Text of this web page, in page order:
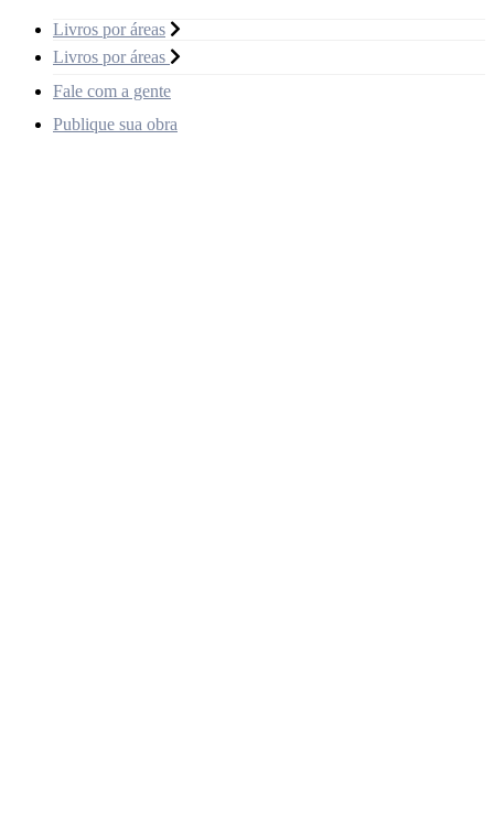
Livros por áreas
Livros por áreas
Fale com a gente
Publique sua obra